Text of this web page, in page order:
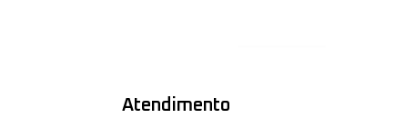
Atendimento